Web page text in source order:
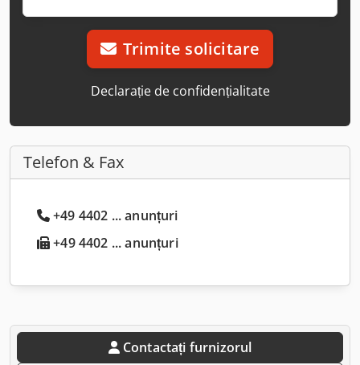
Trimite solicitare
Declarație de confidențialitate
Telefon & Fax
+49 4402 ... anunțuri
+49 4402 ... anunțuri
Contactați furnizorul